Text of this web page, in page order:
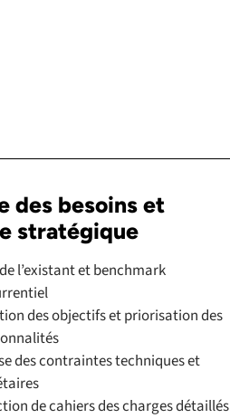
des besoins et
stratégique
l’existant et benchmark
des objectifs et priorisation des
des contraintes techniques et
de cahiers des charges détaillés